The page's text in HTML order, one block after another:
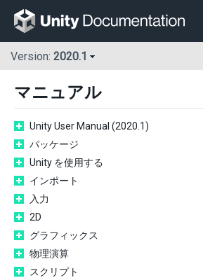
Version: 2020.1
マニュアル
Unity User Manual (2020.1)
パッケージ
Unity を使用する
インポート
入力
2D
グラフィックス
物理演算
スクリプト